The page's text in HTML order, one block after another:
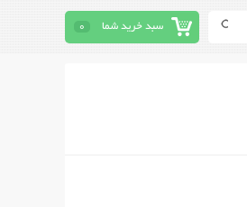
سبد خرید شما 0